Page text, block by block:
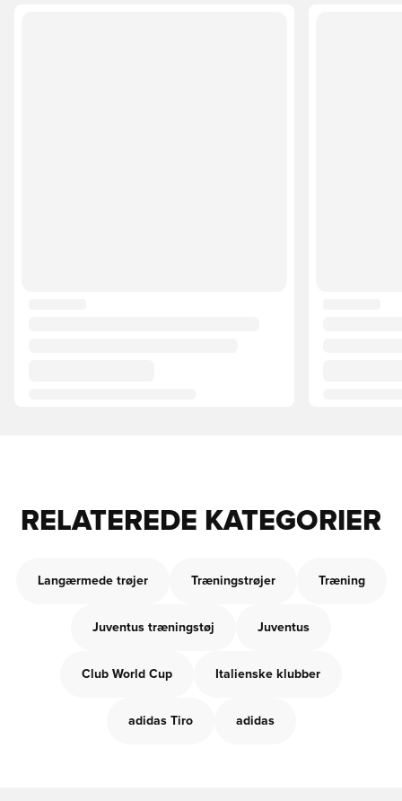
RELATEREDE KATEGORIER
Langærmede trøjer Træningstrøjer Træning
Juventus træningstøj Juventus
Club World Cup Italienske klubber
adidas Tiro adidas